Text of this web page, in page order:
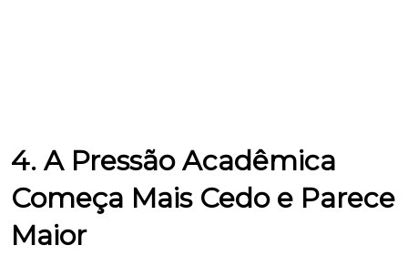
4. A Pressão Acadêmica
Começa Mais Cedo e Parece
Maior